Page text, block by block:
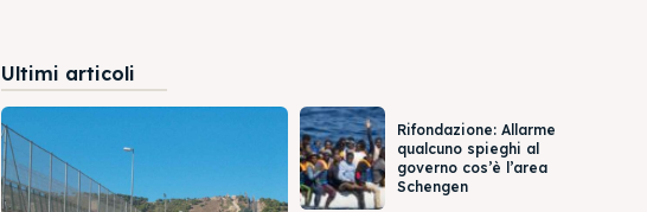
Ultimi articoli
Rifondazione: Allarme
qualcuno spieghi al
governo cos’è l’area
Schengen